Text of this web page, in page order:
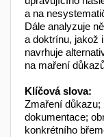
a na
Dále analyzuje
a doktrínu, jakož
navrhuje
na maření
Klíčová slova:
Zmaření
dokumentace;
konkrétního